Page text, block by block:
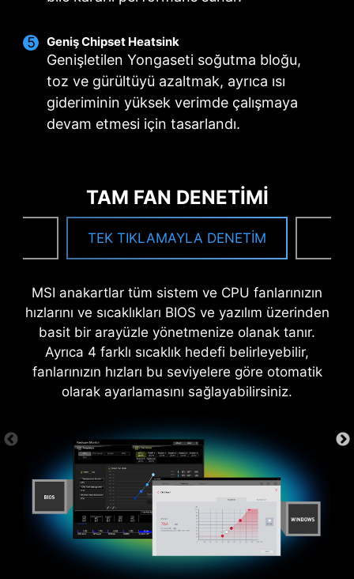
Geniş Chipset Heatsink
Genişletilen Yongaseti soğutma bloğu,
toz ve gürültüyü azaltmak, ayrıca ısı
gideriminin yüksek verimde çalışmaya
devam etmesi için tasarlandı.
TAM FAN DENETİMİ
TEK TIKLAMAYLA DENETİM
MSI anakartlar tüm sistem ve CPU fanlarınızın
hızlarını ve sıcaklıkları BIOS ve yazılım üzerinden
basit bir arayüzle yönetmenize olanak tanır.
Ayrıca 4 farklı sıcaklık hedefi belirleyebilir,
fanlarınızın hızları bu seviyelere göre otomatik
olarak ayarlamasını sağlayabilirsiniz.
MSI SÜRÜCÜ KURULUM ARACI
İnternete bağlandığınızda MSI Driver Utility
Installer yazılımı donanımınızı algılar ve en uygun
*Lütfen önce internet bağlantınızı yapınız. Aksi
takdirde Driver Utility Installer yazılım otomatik olarak
başlatılmayacaktır.
olacaktır.